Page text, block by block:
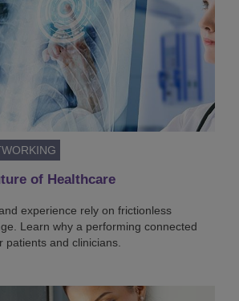
of Healthcare
experience rely on frictionless
Learn why a performing connected
and clinicians.